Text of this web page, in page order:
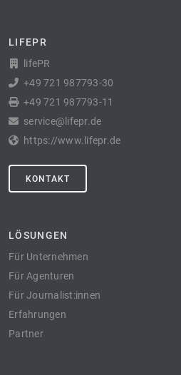
LIFEPR
lifePR
+49 721 987793-30
+49 721 987793-11
service@lifepr.de
https://www.lifepr.de
KONTAKT
LÖSUNGEN
Für Unternehmen
Für Agenturen
Für Journalist:innen
Erfahrungen
Partner